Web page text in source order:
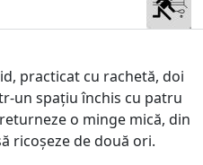
practicat cu rachetă, doi
un spațiu închis cu patru
o minge mică, din
ricoșeze de două ori.